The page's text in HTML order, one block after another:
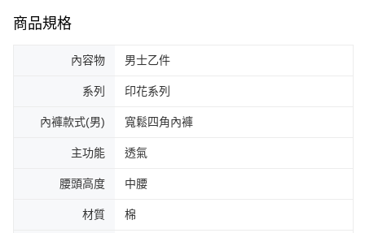
商品規格
內容物 男士乙件
系列 印花系列
內褲款式(男) 寬鬆四角內褲
主功能 透氣
腰頭高度 中腰
材質 棉